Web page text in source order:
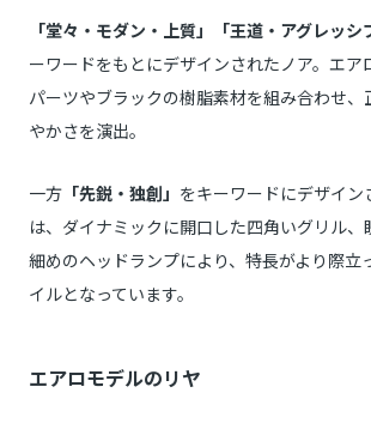
「堂々・モダン・上質」「王道・アグレッシ
ーワードをもとにデザインされたノア。エア
パーツやブラックの樹脂素材を組み合わせ
やかさを演出。
一方 「先鋭・独創」 をキーワードにデザイン
は、ダイナミックに開口した四角いグリル、
細めのヘッドランプにより、特長がより際立
イルとなっています。
エアロモデルのリヤ